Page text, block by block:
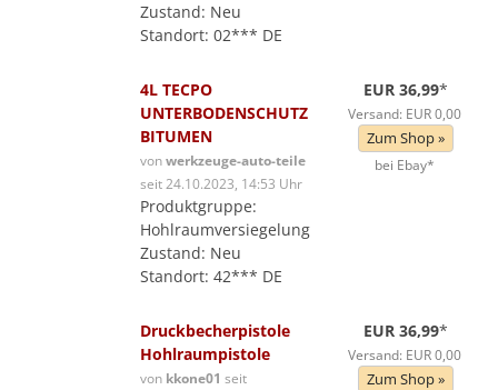
Zustand: Neu
Standort: 02*** DE
4L TECPO
UNTERBODENSCHUTZ
BITUMEN
vonwerkzeuge-auto-teile
seit 24.10.2023, 14:53 Uhr
Produktgruppe:
Hohlraumversiegelung
Zustand: Neu
Standort: 42*** DE
EUR 36,99*
Versand: EUR 0,00
Zum Shop »
bei Ebay*
Druckbecherpistole
Hohlraumpistole
von kkone01 seit
EUR 36,99*
Versand: EUR 0,00
Zum Shop »